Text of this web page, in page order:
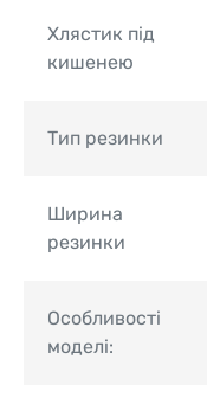
Хлястик під
кишенею
Тип резинки
Ширина
резинки
Особливості
моделі: